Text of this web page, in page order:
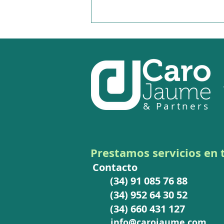
conclusiones en materia de
control aduanero
& Partners
Prestamos servicios en
Contacto
(34) 91 085 76 88
(34) 952 64 30 52
(34) 660 431 127